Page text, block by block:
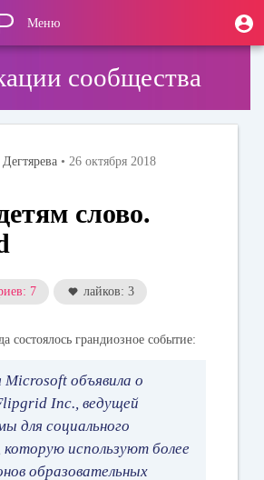
Меню
сообщества
• 26 октября 2018
слово.
7 лайков: 3
состоялось грандиозное событие:
Microsoft объявила о
Inc., ведущей
для социального
которую используют более
образовательных